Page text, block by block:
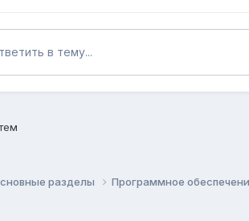
в тему...
разделы Программное